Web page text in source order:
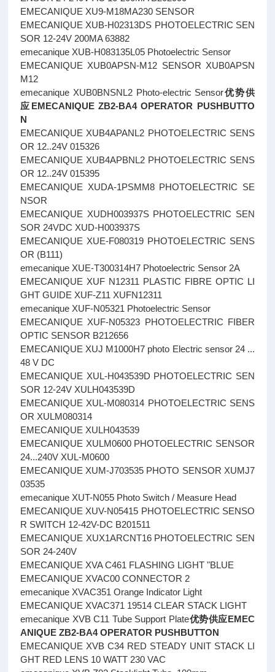
EMECANIQUE XU9-M18MA230 SENSOR
EMECANIQUE XUB-H02313DS PHOTOELECTRIC SEN
SOR 12-24V 200MA 63882
emecanique XUB-H083135L05 Photoelectric Sensor
EMECANIQUE XUB0APSN-M12 SENSOR XUB0APSN
M12
emecanique XUB0BNSNL2 Photo-electric Sensor优势供
应EMECANIQUE ZB2-BA4 OPERATOR PUSHBUTTO
N
EMECANIQUE XUB4APANL2 PHOTOELECTRIC SENS
OR 12..24V 015326
EMECANIQUE XUB4APBNL2 PHOTOELECTRIC SENS
OR 12..24V 015395
EMECANIQUE XUDA-1PSMM8 PHOTOELECTRIC SE
NSOR
EMECANIQUE XUDH003937S PHOTOELECTRIC SEN
SOR 24VDC XUD-H003937S
EMECANIQUE XUE-F080319 PHOTOELECTRIC SENS
OR (B111)
emecanique XUE-T300314H7 Photoelectric Sensor 2A
EMECANIQUE XUF N12311 PLASTIC FIBRE OPTIC LI
GHT GUIDE XUF-Z11 XUFN12311
emecanique XUF-N05321 Photoelectric Sensor
EMECANIQUE XUF-N05323 PHOTOELECTRIC FIBER
OPTIC SENSOR B212656
EMECANIQUE XUJ M1000H7 photo Electric sensor 24 ...
48 V DC
EMECANIQUE XUL-H043539D PHOTOELECTRIC SEN
SOR 12-24V XULH043539D
EMECANIQUE XUL-M080314 PHOTOELECTRIC SENS
OR XULM080314
EMECANIQUE XULH043539
EMECANIQUE XULM0600 PHOTOELECTRIC SENSOR
24...240V XUL-M0600
EMECANIQUE XUM-J703535 PHOTO SENSOR XUMJ7
03535
emecanique XUT-N055 Photo Switch / Measure Head
EMECANIQUE XUV-N05415 PHOTOELECTRIC SENSO
R SWITCH 12-42V-DC B201511
EMECANIQUE XUX1ARCNT16 PHOTOELECTRIC SEN
SOR 24-240V
EMECANIQUE XVA C461 FLASHING LIGHT "BLUE
EMECANIQUE XVAC00 CONNECTOR 2
emecanique XVAC351 Orange Indicator Light
EMECANIQUE XVAC371 19514 CLEAR STACK LIGHT
emecanique XVB C11 Tube Support Plate优势供应EMEC
ANIQUE ZB2-BA4 OPERATOR PUSHBUTTON
EMECANIQUE XVB C34 RED STEADY UNIT STACK LI
GHT RED LENS 10 WATT 230 VAC